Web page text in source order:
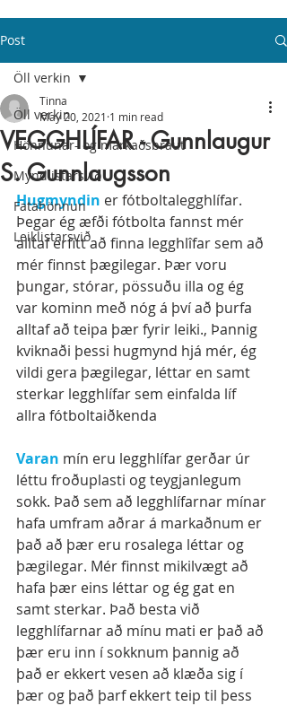
Post
Öll verkin
Hönnunar- og markaðsbraut
Myndlistarsvið
Fatahönnun
Leiklistarsvið
Öll verkin
VEGGHLÍFAR - Gunnlaugur
S. Gunnlaugsson
Tinna
May 20, 2021 1 min read
Hugmyndin er fótboltalegghlífar.
Þegar ég æfði fótbolta fannst mér
alltaf erfitt að finna legghlîfar sem að
mér finnst þægilegar. Þær voru
þungar, stórar, pössuðu illa og ég
var kominn með nóg á því að þurfa
alltaf að teipa þær fyrir leiki., Þannig
kviknaði þessi hugmynd hjá mér, ég
vildi gera þægilegar, léttar en samt
sterkar legghlífar sem einfalda líf
allra fótboltaiðkenda
Varan mín eru legghlífar gerðar úr
léttu froðuplasti og teygjanlegum
sokk. Það sem að legghlífarnar mínar
hafa umfram aðrar á markaðnum er
það að þær eru rosalega léttar og
þægilegar. Mér finnst mikilvægt að
hafa þær eins léttar og ég gat en
samt sterkar. Það besta við
legghlífarnar að mínu mati er það að
þær eru inn í sokknum þannig að
það er ekkert vesen að klæða sig í
þær og það þarf ekkert teip til þess